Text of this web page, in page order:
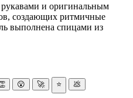
и оригинальным
создающих ритмичные
выполнена спицами из
😮 🚀 ⭐ 💩